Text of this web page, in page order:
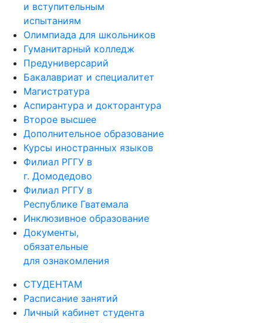
и вступительным
испытаниям
Олимпиада для школьников
Гуманитарный колледж
Предуниверсарий
Бакалавриат и специалитет
Магистратура
Аспирантура и докторантура
Второе высшее
Дополнительное образование
Курсы иностранных языков
Филиал РГГУ в
г. Домодедово
Филиал РГГУ в
Республике Гватемала
Инклюзивное образование
Документы,
обязательные
для ознакомления
СТУДЕНТАМ
Расписание занятий
Личный кабинет студента